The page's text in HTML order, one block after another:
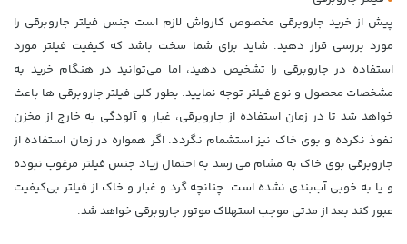
پیش از خرید جاروبرقی مخصوص کارواش لازم است جنس فیلتر جاروبرقی را
مورد بررسی قرار دهید. شاید برای شما سخت باشد که کیفیت فیلتر مورد
استفاده در جاروبرقی را تشخیص دهید، اما می‌توانید در هنگام خرید به
مشخصات محصول و نوع فیلتر توجه نمایید. بطور کلی فیلتر جاروبرقی ها باعث
خواهد شد تا در زمان استفاده از جاروبرقی، غبار و آلودگی به خارج از مخزن
نفوذ نکرده و بوی خاک نیز استشمام نگردد. اگر همواره در زمان استفاده از
جاروبرقی بوی خاک به مشام می رسد به احتمال زیاد جنس فیلتر مرغوب نبوده
و یا به خوبی آب‌بندی نشده است. چنانچه گرد و غبار و خاک از فیلتر بی‌کیفیت
عبور کند بعد از مدتی موجب استهلاک موتور جاروبرقی خواهد شد.